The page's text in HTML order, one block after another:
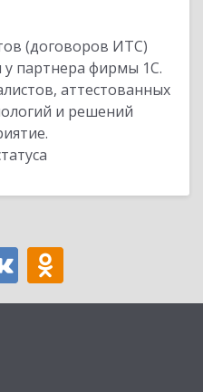
(договоров ИТС)
партнера фирмы 1С.
аттестованных
и решений